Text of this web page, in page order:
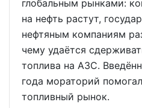
глобальным рынками:
на нефть растут,
нефтяным компаниям
чему удаётся
топлива на АЗС.
года мораторий
топливный рынок.